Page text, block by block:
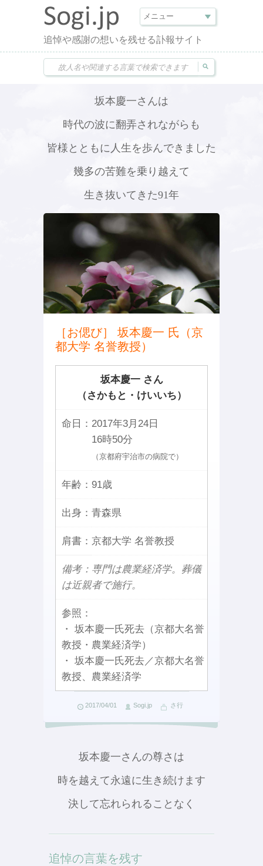
追悼や感謝の想いを残せる訃報サイト
坂本慶一さんは
時代の波に翻弄されながらも
皆様とともに人生を歩んできました
幾多の苦難を乗り越えて
生き抜いてきた91年
［お偲び］ 坂本慶一 氏（京
都大学 名誉教授）
坂本慶一 さん
（さかもと・けいいち）
命日： 2017年3月24日
16時50分
（京都府宇治市の病院で）
年齢： 91歳
出身： 青森県
肩書： 京都大学 名誉教授
備考：専門は農業経済学。葬儀
は近親者で施行。
参照：
・ 坂本慶一氏死去（京都大名誉
教授・農業経済学）
・ 坂本慶一氏死去／京都大名誉
教授、農業経済学
2017/04/01 Sogi.jp さ行
坂本慶一さんの尊さは
時を越えて永遠に生き続けます
決して忘れられることなく
追悼の言葉を残す